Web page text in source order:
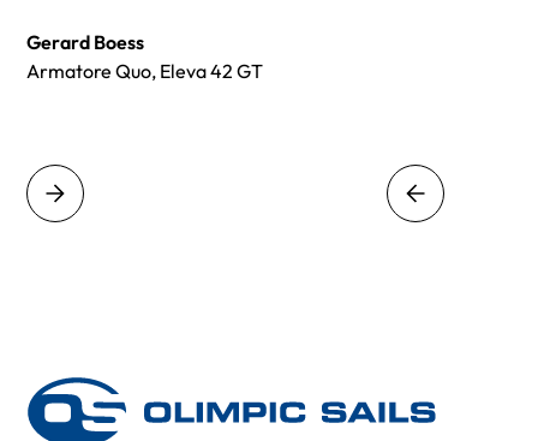
Gerard Boess
Armatore Quo, Eleva 42 GT